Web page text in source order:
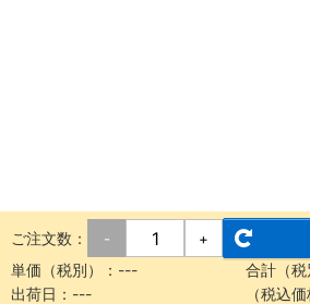
ご注文数： - +
単価（税別）： --- 合計（税
出荷日： --- （税込